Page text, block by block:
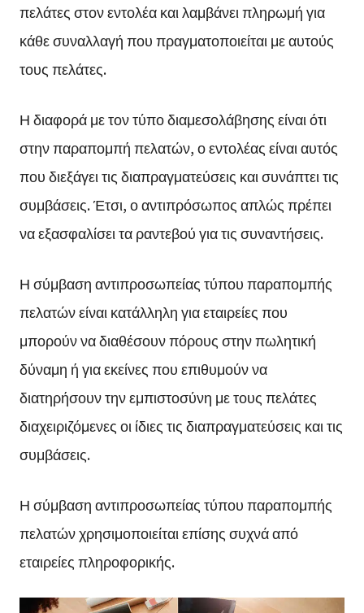
πελάτες στον εντολέα και λαμβάνει πληρωμή για
κάθε συναλλαγή που πραγματοποιείται με αυτούς
τους πελάτες.
Η διαφορά με τον τύπο διαμεσολάβησης είναι ότι
στην παραπομπή πελατών, ο εντολέας είναι αυτός
που διεξάγει τις διαπραγματεύσεις και συνάπτει τις
συμβάσεις. Έτσι, ο αντιπρόσωπος απλώς πρέπει
να εξασφαλίσει τα ραντεβού για τις συναντήσεις.
Η σύμβαση αντιπροσωπείας τύπου παραπομπής
πελατών είναι κατάλληλη για εταιρείες που
μπορούν να διαθέσουν πόρους στην πωλητική
δύναμη ή για εκείνες που επιθυμούν να
διατηρήσουν την εμπιστοσύνη με τους πελάτες
διαχειριζόμενες οι ίδιες τις διαπραγματεύσεις και τις
συμβάσεις.
Η σύμβαση αντιπροσωπείας τύπου παραπομπής
πελατών χρησιμοποιείται επίσης συχνά από
εταιρείες πληροφορικής.